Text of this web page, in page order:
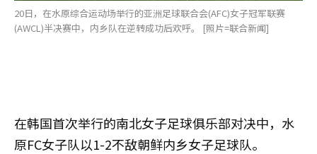
20日，在水原综合运动场举行的亚洲足球联合会(AFC)女子冠军联赛
(AWCL)半决赛中，内乡队在逆转成功后欢呼。 [照片=联合新闻]
在韩国首次举行的南北女子足球俱乐部对决中，水
原FC女子队以1-2不敌朝鲜内乡女子足球队。